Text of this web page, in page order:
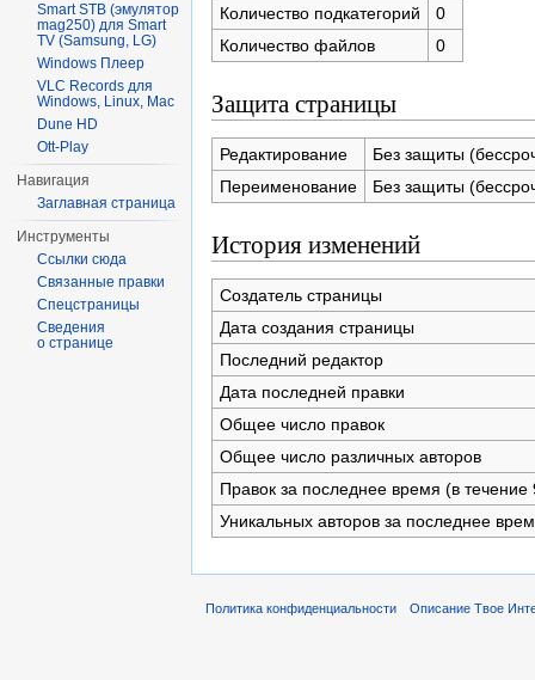
Количество подкатегорий
0
Количество файлов
0
Защита страницы
Редактирование
Без защиты
Переименование
Без защиты
История изменений
Создатель страницы
Дата создания страницы
Последний редактор
Дата последней правки
Общее число правок
Общее число различных авторов
Правок за последнее время (в течение
Уникальных авторов за последнее
Smart STB (эмулятор
mag250) для Smart
TV (Samsung, LG)
Windows Плеер
VLC Records для
Windows, Linux, Mac
Dune HD
Ott-Play
Навигация
Заглавная страница
Инструменты
Ссылки сюда
Связанные правки
Спецстраницы
Сведения
о странице
Политика конфиденциальности Описание Твое